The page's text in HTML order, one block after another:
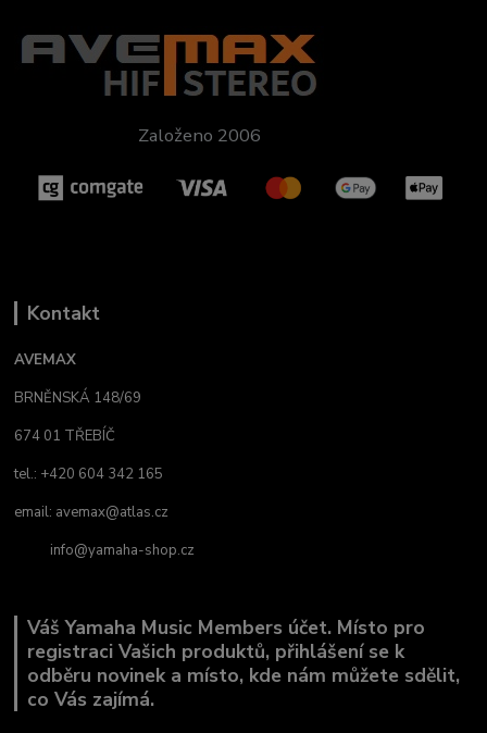
Založeno 2006
Kontakt
AVEMAX
BRNĚNSKÁ 148/69
674 01 TŘEBÍČ
tel.: +420 604 342 165
email: avemax@atlas.cz
info@yamaha-shop.cz
Váš Yamaha Music Members účet. Místo pro
registraci Vašich produktů, přihlášení se k
odběru novinek a místo, kde nám můžete sdělit,
co Vás zajímá.